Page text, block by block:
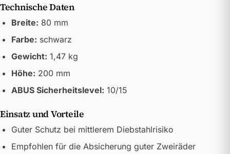
Technische Daten
Breite: 80 mm
Farbe: schwarz
Gewicht: 1,47 kg
Höhe: 200 mm
ABUS Sicherheitslevel: 10/15
Einsatz und Vorteile
Guter Schutz bei mittlerem Diebstahlrisiko
Empfohlen für die Absicherung guter Zweiräder